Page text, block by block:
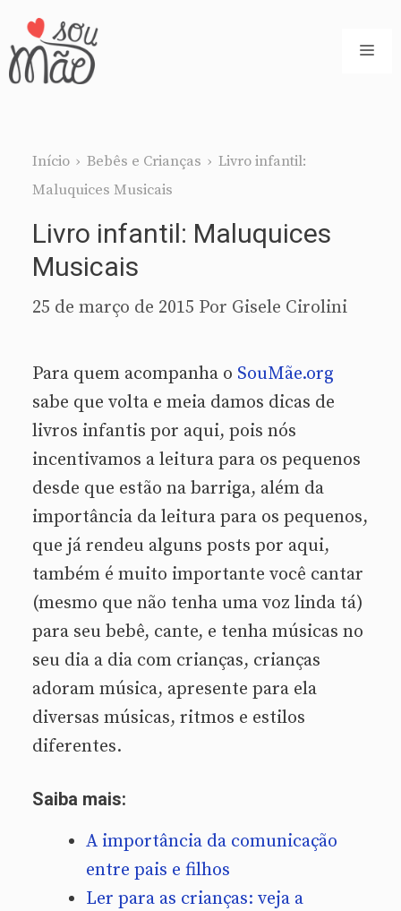
Pular
para
Início › Bebês e Crianças › Livro infantil:
Maluquices Musicais
Livro infantil: Maluquices
Musicais
25 de março de 2015 Por Gisele Cirolini
Para quem acompanha o SouMãe.org
sabe que volta e meia damos dicas de
livros infantis por aqui, pois nós
incentivamos a leitura para os pequenos
desde que estão na barriga, além da
importância da leitura para os pequenos,
que já rendeu alguns posts por aqui,
também é muito importante você cantar
(mesmo que não tenha uma voz linda tá)
para seu bebê, cante, e tenha músicas no
seu dia a dia com crianças, crianças
adoram música, apresente para ela
diversas músicas, ritmos e estilos
diferentes.
Saiba mais:
A importância da comunicação
entre pais e filhos
Ler para as crianças: veja a